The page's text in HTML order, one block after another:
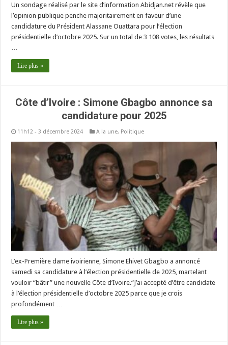
Un sondage réalisé par le site d’information Abidjan.net révèle que
l’opinion publique penche majoritairement en faveur d’une
candidature du Président Alassane Ouattara pour l’élection
présidentielle d’octobre 2025. Sur un total de 3 108 votes, les résultats
Lire plus »
Côte d’Ivoire : Simone Gbagbo annonce sa
candidature pour 2025
11h12 - 3 décembre 2024 A la une, Politique
L’ex-Première dame ivoirienne, Simone Ehivet Gbagbo a annoncé
samedi sa candidature à l’élection présidentielle de 2025, martelant
vouloir “bâtir” une nouvelle Côte d’Ivoire.“J’ai accepté d’être candidate
à l’élection présidentielle d’octobre 2025 parce que je crois
profondément …
Lire plus »